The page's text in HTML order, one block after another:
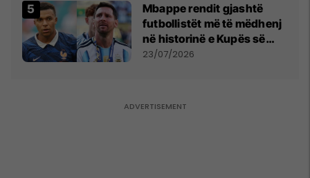
Mbappe rendit gjashtë
futbollistët më të mëdhenj
në historinë e Kupës së
Botës, Messi mbetet i dyti
23/07/2026